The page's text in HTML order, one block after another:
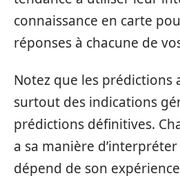
connaissance en carte
réponses à chacune de
Notez que les prédictions
surtout des indications
prédictions définitives.
a sa manière d’interpréter
dépend de son